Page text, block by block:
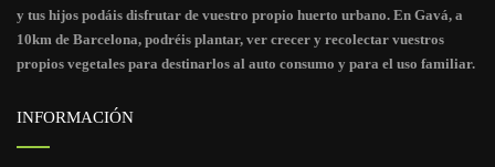
y tus hijos podáis disfrutar de vuestro propio huerto urbano. En Gavá, a
10km de Barcelona, podréis plantar, ver crecer y recolectar vuestros
propios vegetales para destinarlos al auto consumo y para el uso familiar.
INFORMACIÓN